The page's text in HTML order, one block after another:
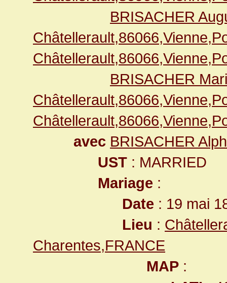
BRISACHER
BRISACHER
avec BRISACHER
UST : MARRIED
Mariage :
Date : 19 mai
Lieu :
Charentes,FRANCE
MAP :